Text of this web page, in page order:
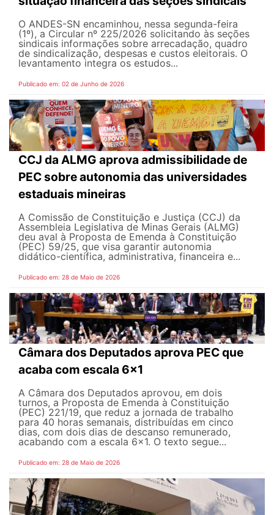
O ANDES-SN encaminhou, nessa segunda-feira
(1º), a Circular nº 225/2026 solicitando às seções
sindicais informações sobre arrecadação, quadro
de sindicalização, despesas e custos eleitorais. O
levantamento integra os estudos...
Publicado em: 02 de Junho de 2026
CCJ da ALMG aprova admissibilidade de
PEC sobre autonomia das universidades
estaduais mineiras
A Comissão de Constituição e Justiça (CCJ) da
Assembleia Legislativa de Minas Gerais (ALMG)
deu aval à Proposta de Emenda à Constituição
(PEC) 59/25, que visa garantir autonomia
didático-científica, administrativa, financeira e...
Publicado em: 28 de Maio de 2026
Câmara dos Deputados aprova PEC que
acaba com escala 6x1
A Câmara dos Deputados aprovou, em dois
turnos, a Proposta de Emenda à Constituição
(PEC) 221/19, que reduz a jornada de trabalho
para 40 horas semanais, distribuídas em cinco
dias, com dois dias de descanso remunerado,
acabando com a escala 6x1. O texto segue...
Publicado em: 28 de Maio de 2026